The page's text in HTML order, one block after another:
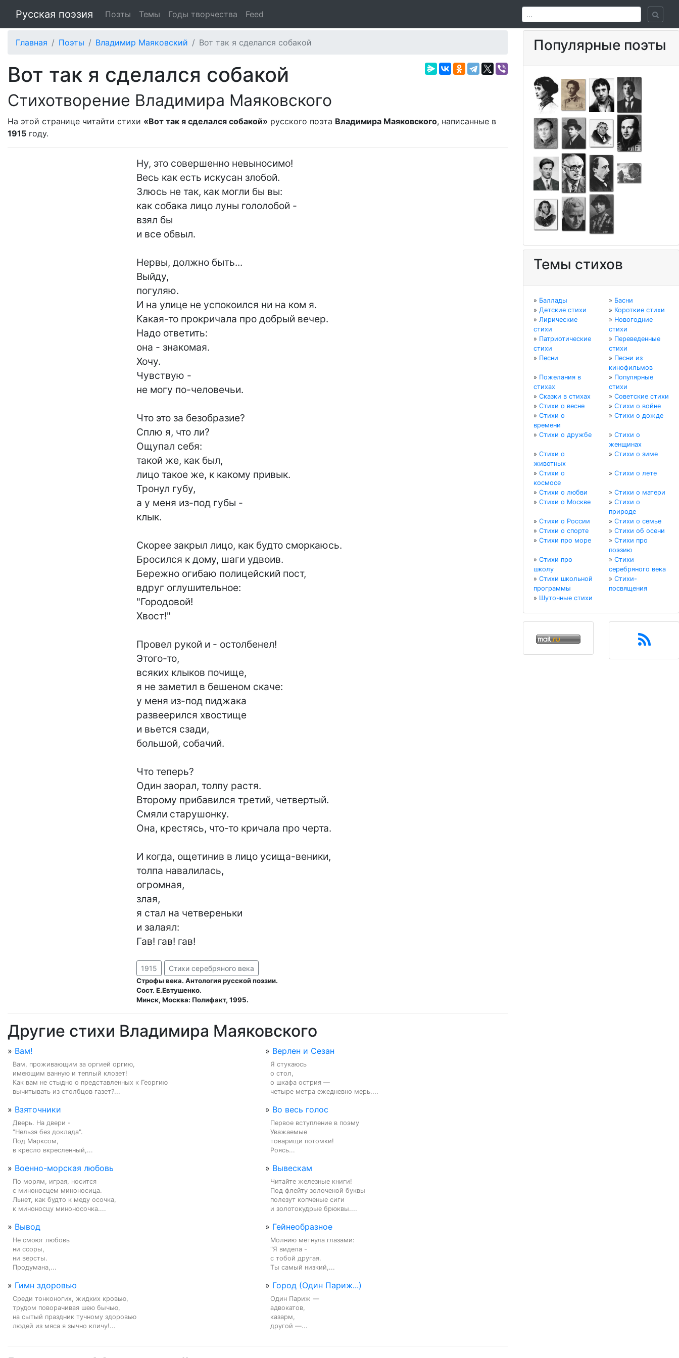
Русская поэзия Поэты Темы Годы творчества Feed
Главная Поэты Владимир Маяковский Вот так я сделался собакой
Вот так я сделался собакой
Стихотворение Владимира Маяковского
На этой странице читайти стихи «Вот так я сделался собакой» русского поэта Владимира Маяковского, написанные в
1915 году.
Ну, это совершенно невыносимо!
Весь как есть искусан злобой.
Злюсь не так, как могли бы вы:
как собака лицо луны гололобой -
взял бы
и все обвыл.
Нервы, должно быть...
Выйду,
погуляю.
И на улице не успокоился ни на ком я.
Какая-то прокричала про добрый вечер.
Надо ответить:
она - знакомая.
Хочу.
Чувствую -
не могу по-человечьи.
Что это за безобразие?
Сплю я, что ли?
Ощупал себя:
такой же, как был,
лицо такое же, к какому привык.
Тронул губу,
а у меня из-под губы -
клык.
Скорее закрыл лицо, как будто сморкаюсь.
Бросился к дому, шаги удвоив.
Бережно огибаю полицейский пост,
вдруг оглушительное:
"Городовой!
Хвост!"
Провел рукой и - остолбенел!
Этого-то,
всяких клыков почище,
я не заметил в бешеном скаче:
у меня из-под пиджака
развеерился хвостище
и вьется сзади,
большой, собачий.
Что теперь?
Один заорал, толпу растя.
Второму прибавился третий, четвертый.
Смяли старушонку.
Она, крестясь, что-то кричала про черта.
И когда, ощетинив в лицо усища-веники,
толпа навалилась,
огромная,
злая,
я стал на четвереньки
и залаял:
Гав! гав! гав!
1915 Стихи серебряного века
Строфы века. Антология русской поэзии.
Сост. Е.Евтушенко.
Минск, Москва: Полифакт, 1995.
Другие стихи Владимира Маяковского
» Вам!
Вам, проживающим за оргией оргию,
имеющим ванную и теплый клозет!
Как вам не стыдно о представленных к Георгию
вычитывать из столбцов газет?...
» Верлен и Сезан
Я стукаюсь
о стол,
о шкафа острия —
четыре метра ежедневно мерь....
» Взяточники
Дверь. На двери -
"Нельзя без доклада".
Под Марксом,
в кресло вкресленный,...
» Во весь голос
Первое вступление в поэму
Уважаемые
товарищи потомки!
Роясь...
» Военно-морская любовь
По морям, играя, носится
с миноносцем миноносица.
Льнет, как будто к меду осочка,
к миноносцу миноносочка....
» Вывескам
Читайте железные книги!
Под флейту золоченой буквы
полезут копченые сиги
и золотокудрые брюквы....
» Вывод
Не смоют любовь
ни ссоры,
ни версты.
Продумана,...
» Гейнеобразное
Молнию метнула глазами:
"Я видела -
с тобой другая.
Ты самый низкий,...
» Гимн здоровью
Среди тонконогих, жидких кровью,
трудом поворачивая шею бычью,
на сытый праздник тучному здоровью
людей из мяса я зычно кличу!...
» Город (Один Париж...)
Один Париж —
адвокатов,
казарм,
другой —...
Популярные поэты
Темы стихов
» Баллады » Басни
» Детские стихи » Короткие стихи
» Лирические
стихи
» Новогодние
стихи
» Патриотические
стихи
» Переведенные
стихи
» Песни » Песни из
кинофильмов
» Пожелания в
стихах
» Популярные
стихи
» Сказки в стихах » Советские стихи
» Стихи о весне » Стихи о войне
» Стихи о
времени
» Стихи о дожде
» Стихи о дружбе » Стихи о
женщинах
» Стихи о
животных
» Стихи о зиме
» Стихи о
космосе
» Стихи о лете
» Стихи о любви » Стихи о матери
» Стихи о Москве » Стихи о
природе
» Стихи о России » Стихи о семье
» Стихи о спорте » Стихи об осени
» Стихи про море » Стихи про
поэзию
» Стихи про
школу
» Стихи
серебряного века
» Стихи школьной
программы
» Стихи-
посвящения
» Шуточные стихи